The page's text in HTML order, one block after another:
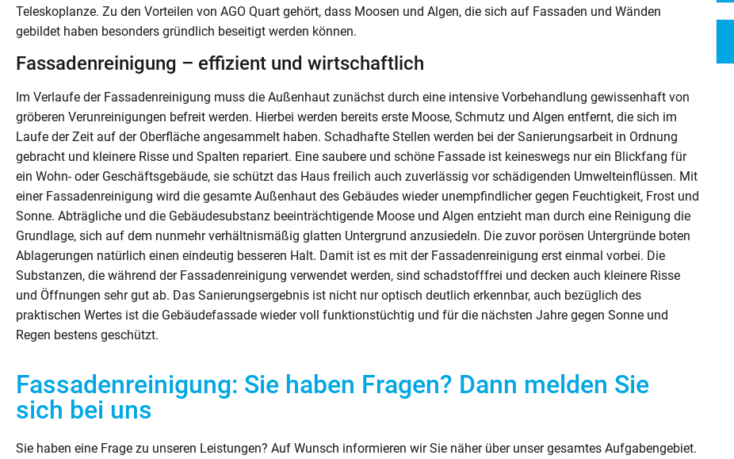
Teleskoplanze. Zu den Vorteilen von AGO Quart gehört, dass Moosen und Algen, die sich auf Fassaden und Wänden
gebildet haben besonders gründlich beseitigt werden können.
Fassadenreinigung – effizient und wirtschaftlich
Im Verlaufe der Fassadenreinigung muss die Außenhaut zunächst durch eine intensive Vorbehandlung gewissenhaft von
gröberen Verunreinigungen befreit werden. Hierbei werden bereits erste Moose, Schmutz und Algen entfernt, die sich im
Laufe der Zeit auf der Oberfläche angesammelt haben. Schadhafte Stellen werden bei der Sanierungsarbeit in Ordnung
gebracht und kleinere Risse und Spalten repariert. Eine saubere und schöne Fassade ist keineswegs nur ein Blickfang für
ein Wohn- oder Geschäftsgebäude, sie schützt das Haus freilich auch zuverlässig vor schädigenden Umwelteinflüssen. Mit
einer Fassadenreinigung wird die gesamte Außenhaut des Gebäudes wieder unempfindlicher gegen Feuchtigkeit, Frost und
Sonne. Abträgliche und die Gebäudesubstanz beeinträchtigende Moose und Algen entzieht man durch eine Reinigung die
Grundlage, sich auf dem nunmehr verhältnismäßig glatten Untergrund anzusiedeln. Die zuvor porösen Untergründe boten
Ablagerungen natürlich einen eindeutig besseren Halt. Damit ist es mit der Fassadenreinigung erst einmal vorbei. Die
Substanzen, die während der Fassadenreinigung verwendet werden, sind schadstofffrei und decken auch kleinere Risse
und Öffnungen sehr gut ab. Das Sanierungsergebnis ist nicht nur optisch deutlich erkennbar, auch bezüglich des
praktischen Wertes ist die Gebäudefassade wieder voll funktionstüchtig und für die nächsten Jahre gegen Sonne und
Regen bestens geschützt.
Fassadenreinigung: Sie haben Fragen? Dann melden Sie
sich bei uns
Sie haben eine Frage zu unseren Leistungen? Auf Wunsch informieren wir Sie näher über unser gesamtes Aufgabengebiet.